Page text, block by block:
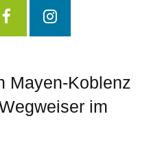
Mayen-Koblenz
im